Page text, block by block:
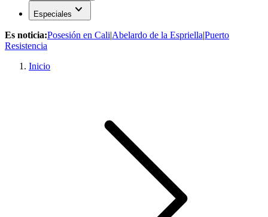
Especiales expand_more
Es noticia:Posesión en Cali|Abelardo de la Espriella|Puerto
Resistencia
Inicio